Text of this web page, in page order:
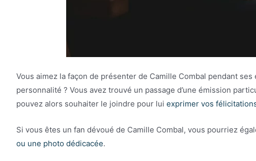
Vous aimez la façon de présenter de Camille Combal pendant
personnalité ? Vous avez trouvé un passage d’une émission
pouvez alors souhaiter le joindre pour lui exprimer vos
Si vous êtes un fan dévoué de Camille Combal, vous pourriez
ou une photo dédicacée.